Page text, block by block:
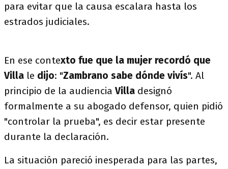
para evitar que la causa escalara hasta los
estrados judiciales.
En ese contexto fue que la mujer recordó que
Villa le dijo: "Zambrano sabe dónde vivís". Al
principio de la audienciaVilla designó
formalmente a su abogado defensor, quien pidió
"controlar la prueba", es decir estar presente
durante la declaración.
La situación pareció inesperada para las partes,